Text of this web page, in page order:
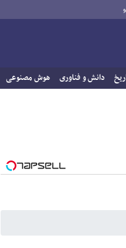
دانش و فناوری هوش مصنوعی